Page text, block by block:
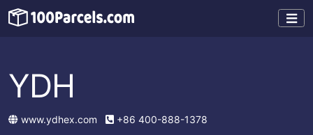
YDH
www.ydhex.com +86 400-888-1378